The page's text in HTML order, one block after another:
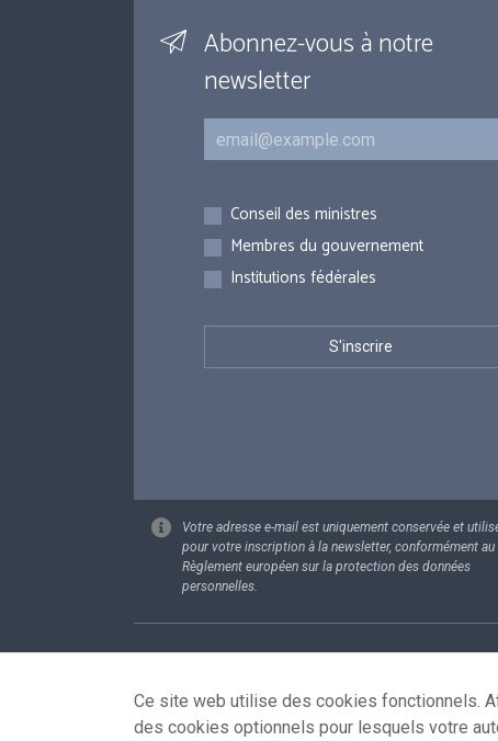
Abonnez-vous à notre
newsletter
Courriel
Inscriptions
Conseil des ministres
Membres du gouvernement
Institutions fédérales
Votre adresse e-mail est uniquement conservée et
pour votre inscription à la newsletter, conformément au
Règlement européen sur la protection des données
personnelles.
Ce site web utilise des cookies fonctionnels.
des cookies optionnels pour lesquels votre